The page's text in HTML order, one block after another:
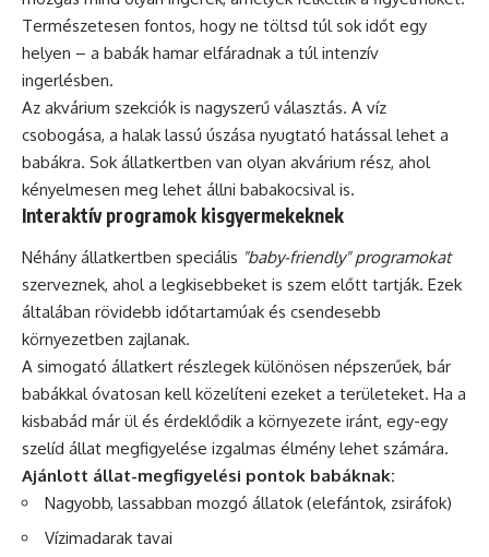
Természetesen fontos, hogy ne töltsd túl sok időt egy
helyen – a babák hamar elfáradnak a túl intenzív
ingerlésben.
Az akvárium szekciók is nagyszerű választás. A víz
csobogása, a halak lassú úszása nyugtató hatással lehet a
babákra. Sok állatkertben van olyan akvárium rész, ahol
kényelmesen meg lehet állni babakocsival is.
Interaktív programok kisgyermekeknek
Néhány állatkertben speciális "baby-friendly" programokat
szerveznek, ahol a legkisebbeket is szem előtt tartják. Ezek
általában rövidebb időtartamúak és csendesebb
környezetben zajlanak.
A simogató állatkert részlegek különösen népszerűek, bár
babákkal óvatosan kell közelíteni ezeket a területeket. Ha a
kisbabád már ül és érdeklődik a környezete iránt, egy-egy
szelíd állat megfigyelése izgalmas élmény lehet számára.
Ajánlott állat-megfigyelési pontok babáknak:
Nagyobb, lassabban mozgó állatok (elefántok, zsiráfok)
Vízimadarak tavai